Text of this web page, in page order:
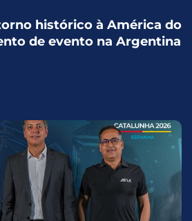
histórico à América do
de evento na Argentina